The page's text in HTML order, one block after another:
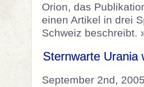
Orion, das
einen Artikel in drei
Schweiz beschreibt.
Sternwarte Urania
September 2nd,